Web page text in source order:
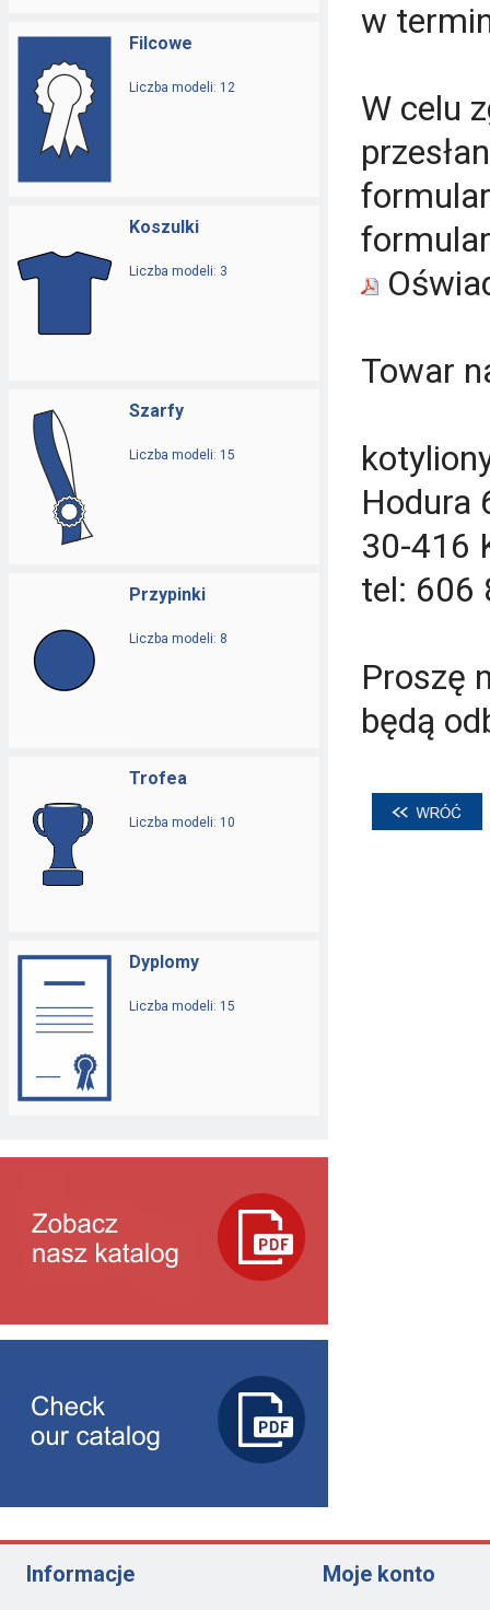
Filcowe
Liczba modeli: 12
Koszulki
Liczba modeli: 3
Szarfy
Liczba modeli: 15
Przypinki
Liczba modeli: 8
Trofea
Liczba modeli: 10
Dyplomy
Liczba modeli: 15
w
W celu
Towar
Hodura
30-416
tel: 606
Proszę
będą
Informacje Moje konto